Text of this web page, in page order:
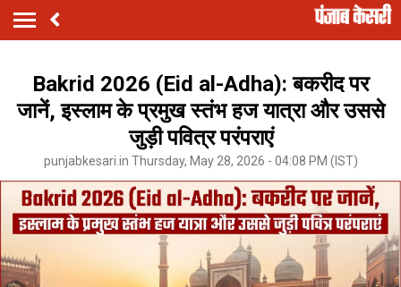
Bakrid 2026 (Eid al-Adha): बकरीद पर
जानें, इस्लाम के प्रमुख स्तंभ हज यात्रा और उससे
जुड़ी पवित्र परंपराएं
punjabkesari.in Thursday, May 28, 2026 - 04:08 PM (IST)